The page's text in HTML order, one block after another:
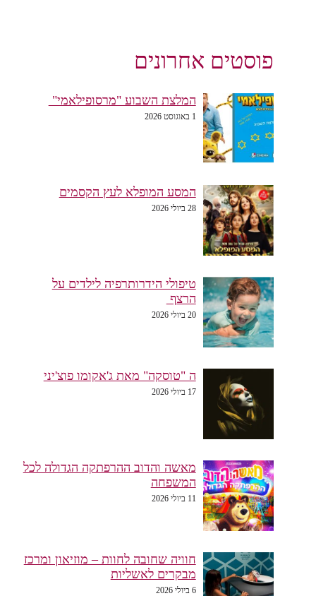
פוסטים אחרונים
המלצת השבוע "מרסופילאמי"
1 באוגוסט 2026
המסע המופלא לעץ הקסמים
28 ביולי 2026
טיפולי הידרותרפיה לילדים על
הרצף
20 ביולי 2026
ה "טוסקה" מאת ג'אקומו פוצ'יני
17 ביולי 2026
מאשה והדוב ההרפתקה הגדולה לכל
המשפחה
11 ביולי 2026
חוויה שחובה לחוות – מוזיאון ומרכז
מבקרים לאשליות
6 ביולי 2026